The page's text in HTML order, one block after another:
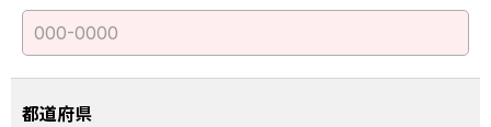
都道府県